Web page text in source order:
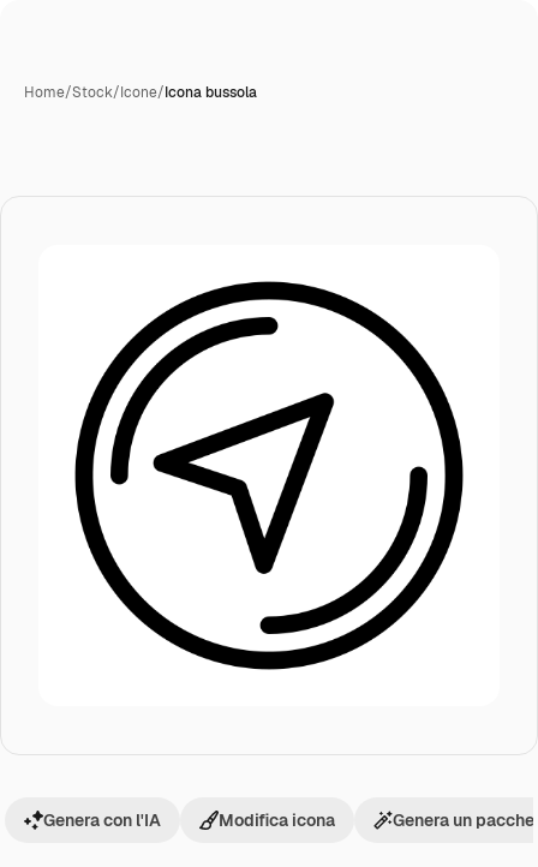
Home/Stock/Icone/Icona bussola
Genera con l'IA Modifica icona Genera un